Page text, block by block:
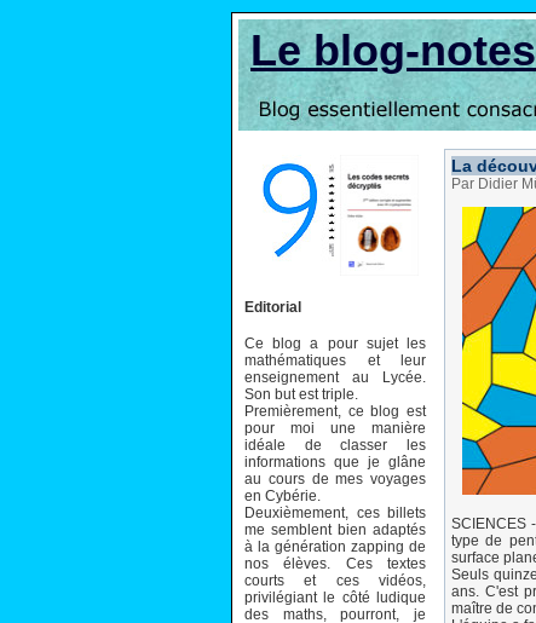
Le blog-
Editorial
Ce blog a pour sujet les
mathématiques et leur
enseignement au Lycée.
Son but est triple.
Premièrement, ce blog est
pour moi une manière
idéale de classer les
informations que je glâne
au cours de mes voyages
en Cybérie.
Deuxièmement, ces billets
me semblent bien adaptés
à la génération zapping de
nos élèves. Ces textes
courts et ces vidéos,
privilégiant le côté ludique
des maths, pourront, je
La
Par Didier
SCIENCES
type de
surface
Seuls
ans. C'est
maître de